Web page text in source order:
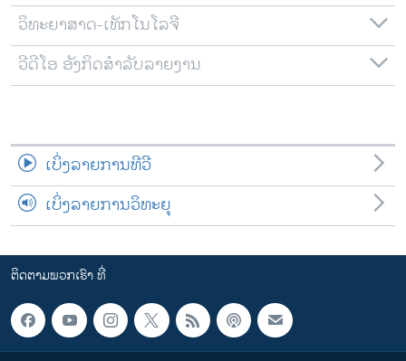
ພາສາຕ່າງໆ
ວິທະຍາສາດ-ເທັກໂນໂລຈີ
ວີດີໂອ ອັງກິດສຳລັບລາຍງານ
ເບິ່ງລາຍການທີວີ
ເບິ່ງລາຍການວິທະຍຸ
ຕິດຕາມພວກເຮົາ ທີ່